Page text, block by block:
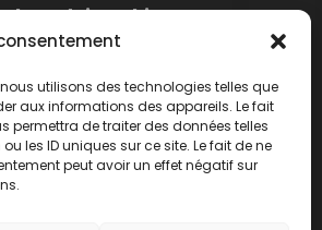
utilisons des technologies telles que
aux informations des appareils. Le fait
permettra de traiter des données telles
les ID uniques sur ce site. Le fait de ne
peut avoir un effet négatif sur
produit Makita –
à graisse DGP180